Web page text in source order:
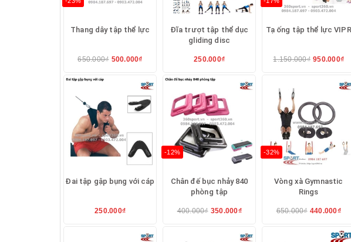
Thang dây tập thể lực
650.000₫ 500.000₫
Đĩa trượt tập thể dục
gliding disc
250.000₫
Tạ ống tập thể lực VIPR
1.150.000₫ 950.000₫
Đai tập gập bụng với cáp
250.000₫
-12%
Chân đế bục nhảy 840
phòng tập
400.000₫ 350.000₫
-32%
Vòng xà Gymnastic
Rings
650.000₫ 440.000₫